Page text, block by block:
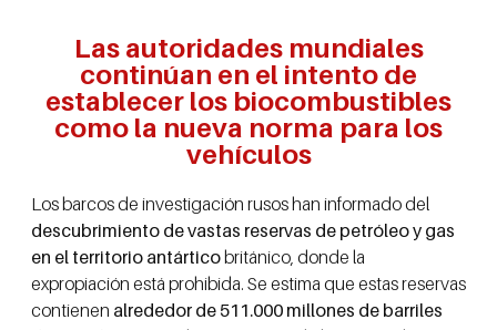
Las autoridades mundiales
continúan en el intento de
establecer los biocombustibles
como la nueva norma para los
vehículos
Los barcos de investigación rusos han informado del
descubrimiento de vastas reservas de petróleo y gas
en el territorio antárticobritánico, donde la
expropiación está prohibida. Se estima que estas reservas
contienen alrededor de 511.000 millones de barriles